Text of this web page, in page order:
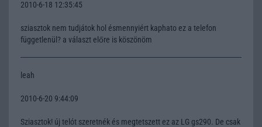
2010-6-18 12:35:45
sziasztok nem tudjátok hol ésmennyiért kaphato ez a telefon
függetlenül? a választ előre is köszönöm
leah
2010-6-20 9:44:09
Sziasztok! új telót szeretnék és megtetszett ez az LG gs290. De csak